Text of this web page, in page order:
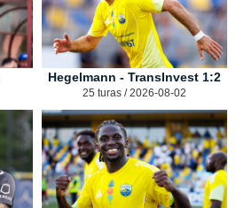
Hegelmann - TransInvest 1:2
25 turas / 2026-08-02